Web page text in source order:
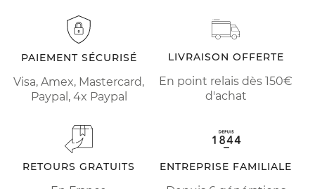
PAIEMENT SÉCURISÉ
Visa, Amex, Mastercard,
Paypal, 4x Paypal
LIVRAISON OFFERTE
En point relais dès 150€
d'achat
RETOURS GRATUITS ENTREPRISE FAMILIALE